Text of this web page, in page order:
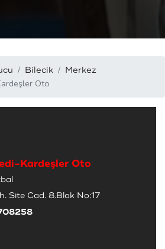
Bilecik Merkez
Oto
Kardeşler Oto
Site Cad. 8.Blok No:17